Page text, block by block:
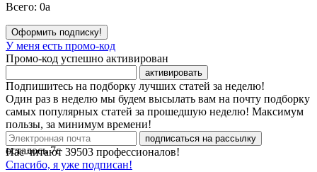
Всего: 0a
Оформить подписку!
У меня есть промо-код
Промо-код успешно активирован
активировать
Подпишитесь на подборку лучших статей за неделю!
Один раз в неделю мы будем высылать вам на почту подборку
самых популярных статей за прошедшую неделю! Максимум
пользы, за минимум времени!
подписаться на рассылку
Нас читают 39503 профессионалов!
Спасибо, я уже подписан!
осталось7с